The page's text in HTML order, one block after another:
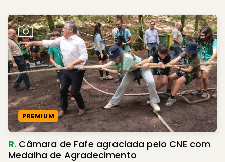
PREMIUM
R. Câmara de Fafe agraciada pelo CNE com
Medalha de Agradecimento